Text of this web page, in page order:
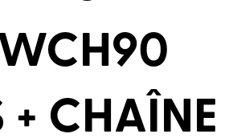
+ CHAÎNE